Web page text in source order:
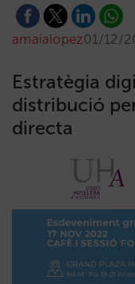
amaialopez01/12/
Estratègia
distribució
directa